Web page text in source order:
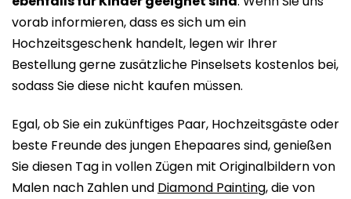
vorab informieren, dass es sich um ein
Hochzeitsgeschenk handelt, legen wir Ihrer
Bestellung gerne zusätzliche Pinselsets kostenlos bei,
sodass Sie diese nicht kaufen müssen.
Egal, ob Sie ein zukünftiges Paar, Hochzeitsgäste oder
beste Freunde des jungen Ehepaares sind, genießen
Sie diesen Tag in vollen Zügen mit Originalbildern von
Malen nach Zahlen und Diamond Painting, die von